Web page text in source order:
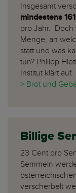
Insgesamt
mindestens
pro Jahr. Doch
Menge, an
statt und was
tun? Philipp
Institut klärt auf.
> Brot und
Billige
23 Cent pro
Semmeln
verscherbelt